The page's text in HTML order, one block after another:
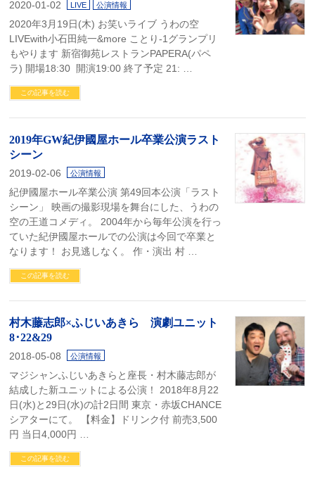
2020-01-02 LIVE 公演情報
2020年3月19日(木) お笑いライブ うわの空
LIVEwith小石田純一&more ことり-1グランプリ
もやります 新宿御苑レストランPAPERA(パペ
ラ) 開場18:30 開演19:00 終了予定 21: …
この記事を読む
2019年GW紀伊國屋ホール卒業公演ラスト
シーン
2019-02-06 公演情報
紀伊國屋ホール卒業公演 第49回本公演「ラスト
シーン」 映画の撮影現場を舞台にした、うわの
空の王道コメディ。 2004年から毎年公演を行っ
ていた紀伊國屋ホールでの公演は今回で卒業と
なります！ お見逃しなく。 作・演出 村 …
この記事を読む
村木藤志郎×ふじいあきら 演劇ユニット
8･22&29
2018-05-08 公演情報
マジシャンふじいあきらと座長・村木藤志郎が
結成した新ユニットによる公演！ 2018年8月22
日(水)と29日(水)の計2日間 東京・赤坂CHANCE
シアターにて。 【料金】ドリンク付 前売3,500
円 当日4,000円 …
この記事を読む